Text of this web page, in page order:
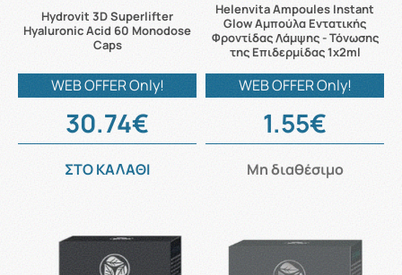
Hydrovit 3D Superlifter
Hyaluronic Acid 60 Monodose
Caps
WEB OFFER Only!
30.74€
ΣΤΟ ΚΑΛΑΘΙ
Helenvita Ampoules Instant
Glow Αμπούλα Εντατικής
Φροντίδας Λάμψης - Τόνωσης
της Επιδερμίδας 1x2ml
WEB OFFER Only!
1.55€
Μη διαθέσιμο